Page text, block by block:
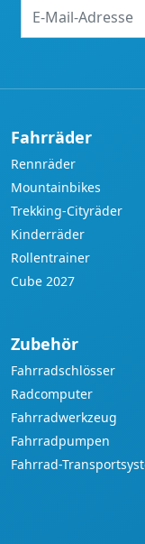
Mail-
Fahrräder
Rennräder
Mountainbikes
Trekking-Cityräder
Kinderräder
Rollentrainer
Cube 2027
Zubehör
Fahrradschlösser
Radcomputer
Fahrradwerkzeug
Fahrradpumpen
Fahrrad-